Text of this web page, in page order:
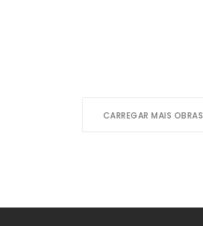
CARREGAR MAIS OBRAS